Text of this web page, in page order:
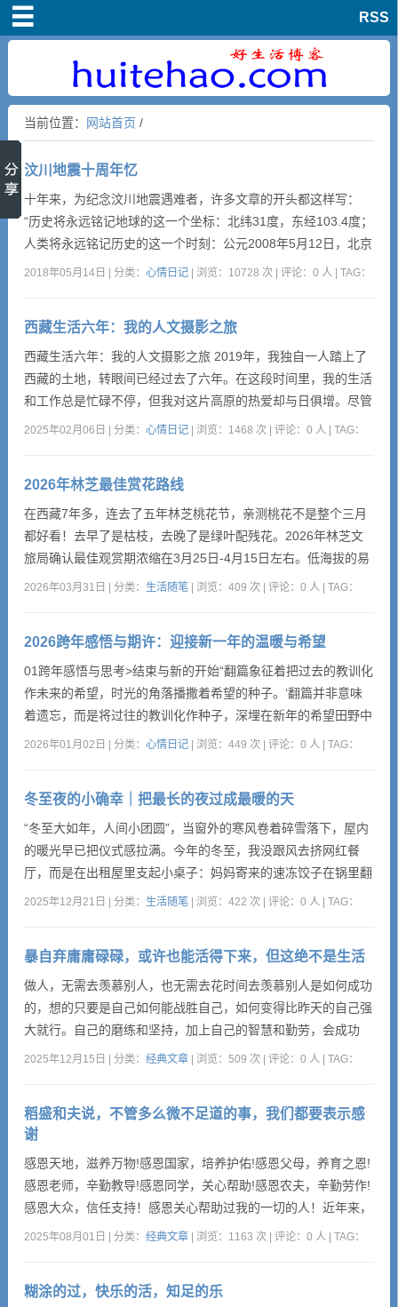
RSS
爱情文章
亲情文章
生活随笔
人生哲理
心情日记
繁體
当前位置： 网站首页 /
汶川地震十周年忆
十年来，为纪念汶川地震遇难者，许多文章的开头都这样写：
“历史将永远铭记地球的这一个坐标：北纬31度，东经103.4度；
人类将永远铭记历史的这一个时刻：公元2008年5月12日，北京
时间14时28分。”这场8级强烈地震突然袭击了中国西部四川省
有震感。无数震撼人心的画面仿佛就在昨天。大地震留...
2018年05月14日 | 分类： 心情日记 | 浏览：10728 次 | 评论：0 人 | TAG：
西藏生活六年：我的人文摄影之旅
西藏生活六年：我的人文摄影之旅 2019年，我独自一人踏上了
西藏的土地，转眼间已经过去了六年。在这段时间里，我的生活
和工作总是忙碌不停，但我对这片高原的热爱却与日俱增。尽管
拿起相机的次数越来越少，但我依然用镜头捕捉着这片土地上的
世。因此，我的拍摄内容往往随心所欲，没有固定的...
2025年02月06日 | 分类： 心情日记 | 浏览：1468 次 | 评论：0 人 | TAG：
2026年林芝最佳赏花路线
在西藏7年多，连去了五年林芝桃花节，亲测桃花不是整个三月
都好看！去早了是枯枝，去晚了是绿叶配残花。2026年林芝文
旅局确认最佳观赏期浓缩在3月25日-4月15日左右。低海拔的易
贡乡3月中旬开，高海拔的玉许乡能美到4月中下旬，必须按时间
如纳村到倾多镇一路惊喜，强推倾多寺！桃花映红墙，...
2026年03月31日 | 分类： 生活随笔| 浏览：409 次 | 评论：0 人 | TAG：
2026跨年感悟与期许：迎接新一年的温暖与希望
01跨年感悟与思考>结束与新的开始“翻篇象征着把过去的教训化
作未来的希望，时光的角落播撒着希望的种子。‘翻篇并非意味
着遗忘，而是将过往的教训化作种子，深埋在新年的希望田野中
——我深知，有些花朵的绽放需要经历漫长的冬季等待。’">时间
2026年01月02日 | 分类： 心情日记 | 浏览：449 次 | 评论：0 人 | TAG：
冬至夜的小确幸｜把最长的夜过成最暖的天
“冬至大如年，人间小团圆”，当窗外的寒风卷着碎雪落下，屋内
的暖光早已把仪式感拉满。今年的冬至，我没跟风去挤网红餐
厅，而是在出租屋里支起小桌子：妈妈寄来的速冻饺子在锅里翻
滚出白汽，配着自制的桂花酒酿圆子，甜香混着肉香飘满整个房
都透着温馨。其实仪式感从不是昂贵的点缀，而是在平凡日子里
给自己的...
2025年12月21日 | 分类： 生活随笔| 浏览：422 次 | 评论：0 人 | TAG：
暴自弃庸庸碌碌，或许也能活得下来，但这绝不是生活
做人，无需去羡慕别人，也无需去花时间去羡慕别人是如何成功
的，想的只要是自己如何能战胜自己，如何变得比昨天的自己强
大就行。自己的磨练和坚持，加上自己的智慧和勤劳，会成功
的。终将变成石佛那样受到大家的尊敬。 1 生活星期天
膜拜佛像。石阶看着人们踏着自己去膜拜佛像，心里很不舒服。
石阶心里想...
2025年12月15日 | 分类： 经典文章| 浏览：509 次 | 评论：0 人 | TAG：
稻盛和夫说，不管多么微不足道的事，我们都要表示感
谢
感恩天地，滋养万物!感恩国家，培养护佑!感恩父母，养育之恩!
感恩老师，辛勤教导!感恩同学，关心帮助!感恩农夫，辛勤劳作!
感恩大众，信任支持！感恩关心帮助过我的一切的人！近年来，
感恩词在各地中小学的课间音乐里时常听到，我认为这是一种好
践到骨子里去的一个企业家和哲学家，他说，不管多么微不足
2025年08月01日 | 分类： 经典文章| 浏览：1163 次 | 评论：0 人 | TAG：
糊涂的过，快乐的活，知足的乐